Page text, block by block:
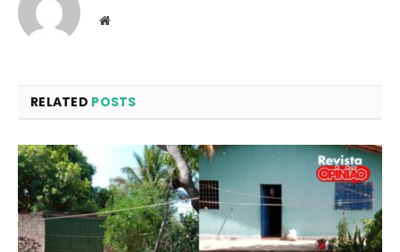
Website
RELATED POSTS